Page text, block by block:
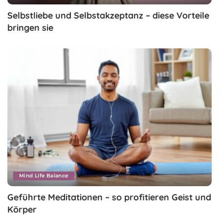
Selbstliebe und Selbstakzeptanz – diese Vorteile
bringen sie
Mind Life Balance
Geführte Meditationen – so profitieren Geist und
Körper